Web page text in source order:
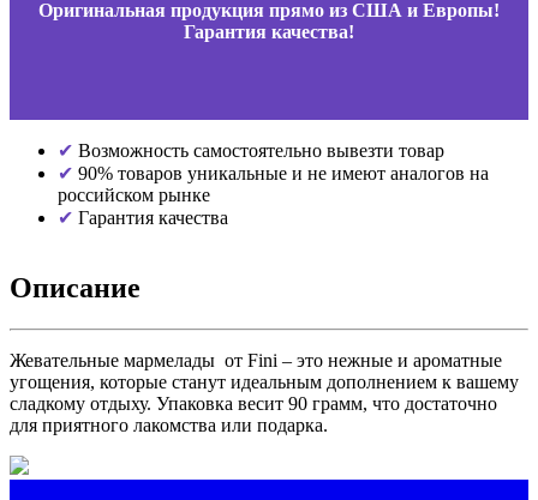
Оригинальная продукция прямо из США и Европы!
Гарантия качества!
Возможность самостоятельно вывезти товар
90% товаров уникальные и не имеют аналогов на
российском рынке
Гарантия качества
Описание
Жевательные мармелады от Fini – это нежные и ароматные
угощения, которые станут идеальным дополнением к вашему
сладкому отдыху. Упаковка весит 90 грамм, что достаточно
для приятного лакомства или подарка.